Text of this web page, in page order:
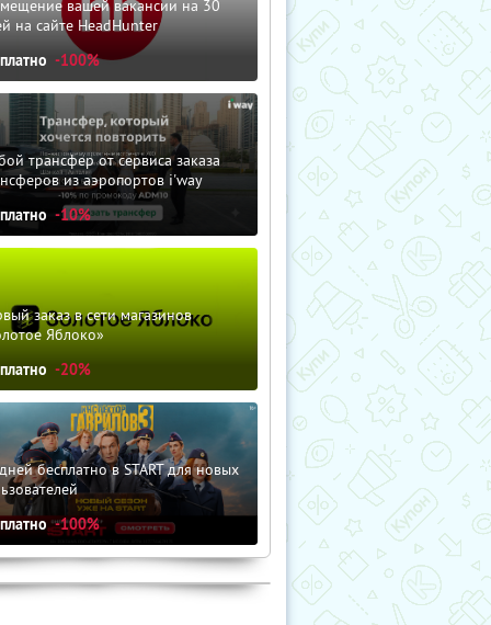
вашей вакансии на 30
на сайте HeadHunter
-100%
трансфер от сервиса заказа
из аэропортов i'way
-10%
заказ в сети магазинов
Яблоко»
-20%
бесплатно в START для новых
-100%